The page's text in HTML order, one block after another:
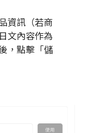
資訊（若商
文內容作為
，點擊「儲